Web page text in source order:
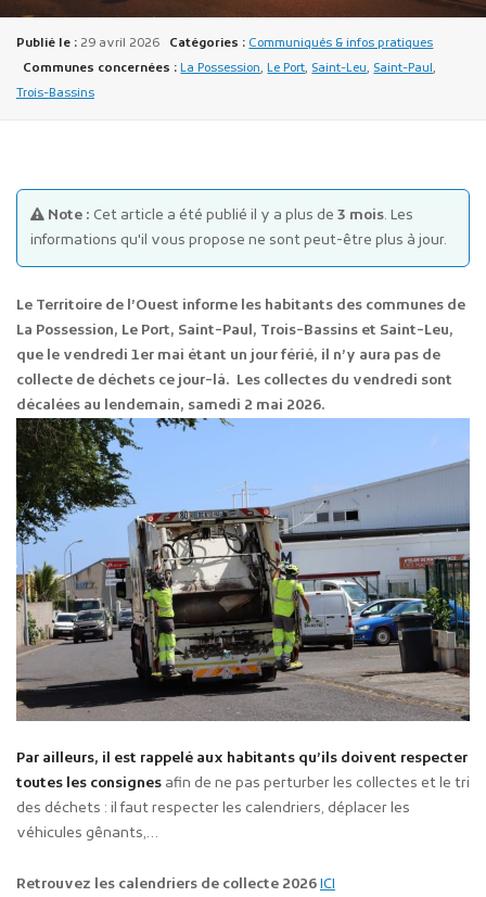
Publicité des actes
Marchés publics
Projets financés par l'Europe
Plans d'accès
Publié le : 29 avril 2026 Catégories : Communiqués & infos pratiques
Communes concernées : La Possession,Le Port, Saint-Leu, Saint-Paul,
Trois-Bassins
Note : Cet article a été publié il y a plus de 3 mois. Les
informations qu'il vous propose ne sont peut-être plus à jour.
Le Territoire de l’Ouest informe les habitants des communes de
La Possession, Le Port, Saint-Paul, Trois-Bassins et Saint-Leu,
que le vendredi 1er mai étant un jour férié, il n’y aura pas de
collecte de déchets ce jour-là. Les collectes du vendredi sont
décalées au lendemain, samedi 2 mai 2026.
Par ailleurs, il est rappelé aux habitants qu’ils doivent respecter
toutes les consignes afin de ne pas perturber les collectes et le tri
des déchets : il faut respecter les calendriers, déplacer les
véhicules gênants,…
Retrouvez les calendriers de collecte 2026ICI